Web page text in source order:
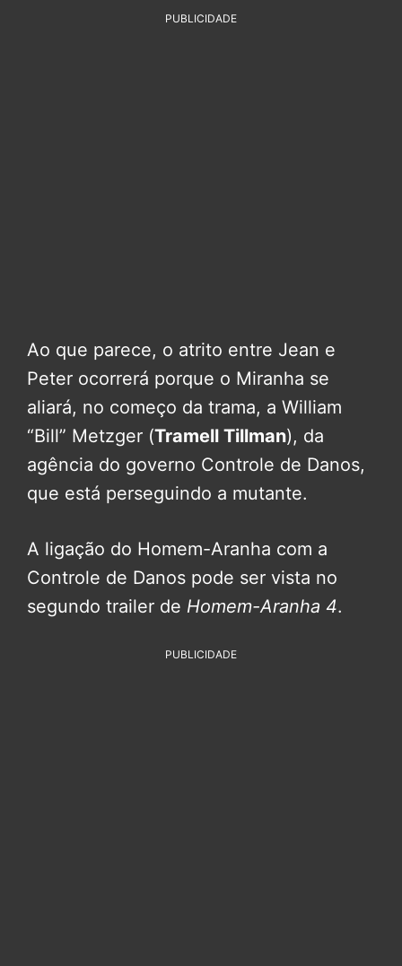
PUBLICIDADE
Ao que parece, o atrito entre Jean e
Peter ocorrerá porque o Miranha se
aliará, no começo da trama, a William
“Bill” Metzger (Tramell Tillman), da
agência do governo Controle de Danos,
que está perseguindo a mutante.
A ligação do Homem-Aranha com a
Controle de Danos pode ser vista no
segundo trailer de Homem-Aranha 4.
PUBLICIDADE